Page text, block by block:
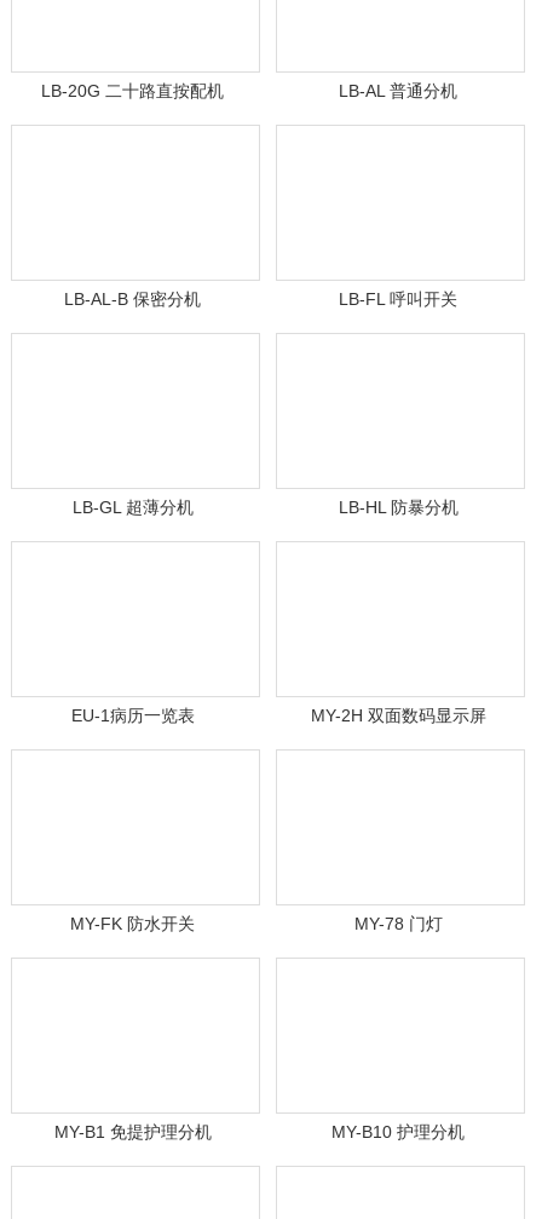
LB-20G 二十路直按配机 LB-AL 普通分机
LB-AL-B 保密分机 LB-FL 呼叫开关
LB-GL 超薄分机 LB-HL 防暴分机
EU-1病历一览表 MY-2H 双面数码显示屏
MY-FK 防水开关 MY-78 门灯
MY-B1 免提护理分机 MY-B10 护理分机